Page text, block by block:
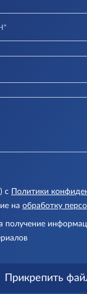
с Политики
на обработку
получение
Прикрепить